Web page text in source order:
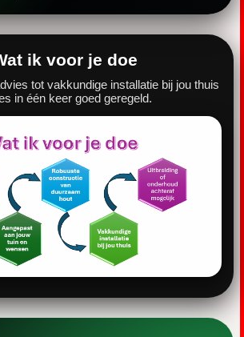
ik voor je doe
tot vakkundige installatie bij jou thuis
in één keer goed geregeld.